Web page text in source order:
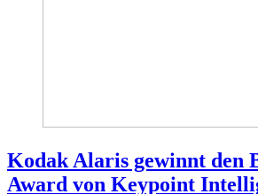
Kodak Alaris gewinnt den
Award von Keypoint